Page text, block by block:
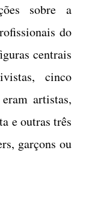
sobre a
do
centrais
cinco
artistas,
e outras três
garçons ou